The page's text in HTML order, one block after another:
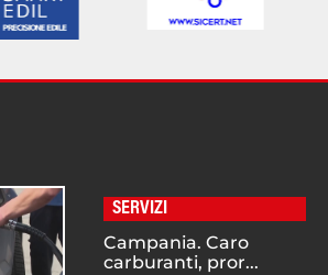
SERVIZI
Campania. Caro
carburanti, pror...